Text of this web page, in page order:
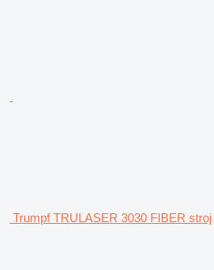
Trumpf TRULASER 3030 FIBER stroj